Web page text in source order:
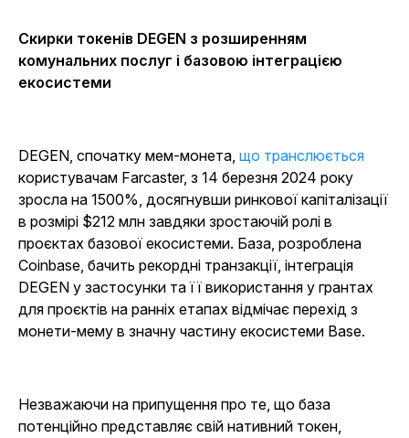
Скирки токенів DEGEN з розширенням
комунальних послуг і базовою інтеграцією
екосистеми
DEGEN, спочатку мем-монета, що транслюється
користувачам Farcaster, з 14 березня 2024 року
зросла на 1500%, досягнувши ринкової капіталізації
в розмірі $212 млн завдяки зростаючій ролі в
проєктах базової екосистеми. База, розроблена
Coinbase, бачить рекордні транзакції, інтеграція
DEGEN у застосунки та її використання у грантах
для проєктів на ранніх етапах відмічає перехід з
монети-мему в значну частину екосистеми Base.
Незважаючи на припущення про те, що база
потенційно представляє свій нативний токен,